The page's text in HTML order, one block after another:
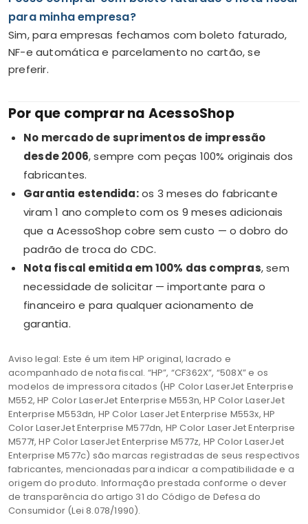
para minha empresa?
Sim, para empresas fechamos com boleto faturado,
NF-e automática e parcelamento no cartão, se
preferir.
Por que comprar na AcessoShop
No mercado de suprimentos de impressão
desde 2006, sempre com peças 100% originais dos
fabricantes.
Garantia estendida:os 3 meses do fabricante
viram 1 ano completo com os 9 meses adicionais
que a AcessoShop cobre sem custo — o dobro do
padrão de troca do CDC.
Nota fiscal emitida em 100% das compras, sem
necessidade de solicitar — importante para o
financeiro e para qualquer acionamento de
garantia.
Aviso legal: Este é um item HP original, lacrado e
acompanhado de nota fiscal. “HP”, “CF362X”, “508X” e os
modelos de impressora citados (HP Color LaserJet Enterprise
M552, HP Color LaserJet Enterprise M553n, HP Color LaserJet
Enterprise M553dn, HP Color LaserJet Enterprise M553x, HP
Color LaserJet Enterprise M577dn, HP Color LaserJet Enterprise
M577f, HP Color LaserJet Enterprise M577z, HP Color LaserJet
Enterprise M577c) são marcas registradas de seus respectivos
fabricantes, mencionadas para indicar a compatibilidade e a
origem do produto. Informação prestada conforme o dever
de transparência do artigo 31 do Código de Defesa do
Consumidor (Lei 8.078/1990).